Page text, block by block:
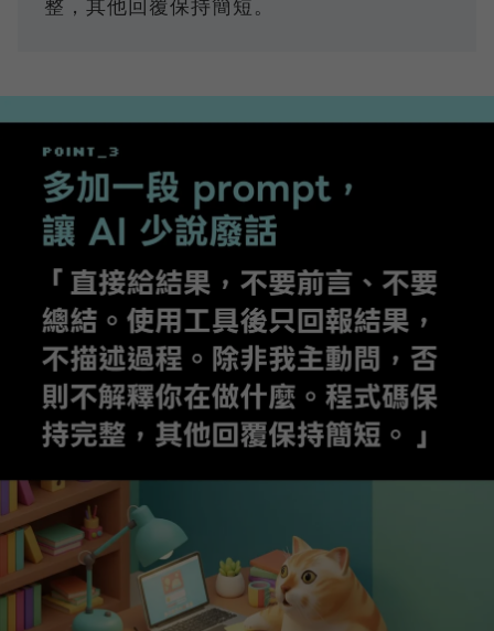
整，其他回覆保持簡短。